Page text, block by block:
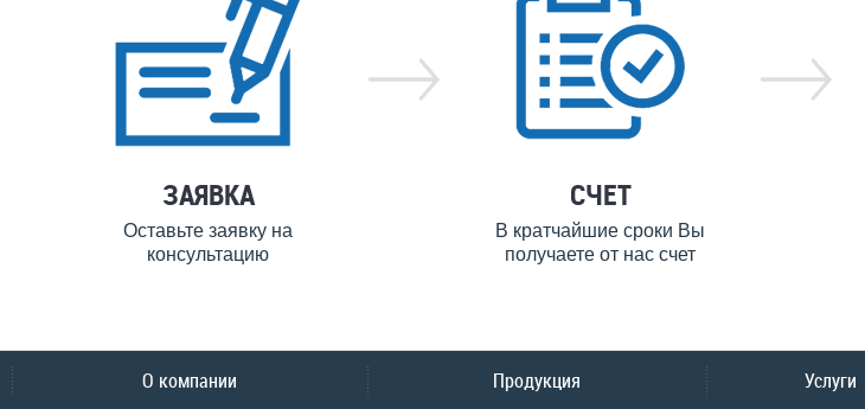
ЗАЯВКА
Оставьте заявку на
консультацию
СЧЕТ
В кратчайшие сроки Вы
получаете от нас счет
О компании Продукция Услуги